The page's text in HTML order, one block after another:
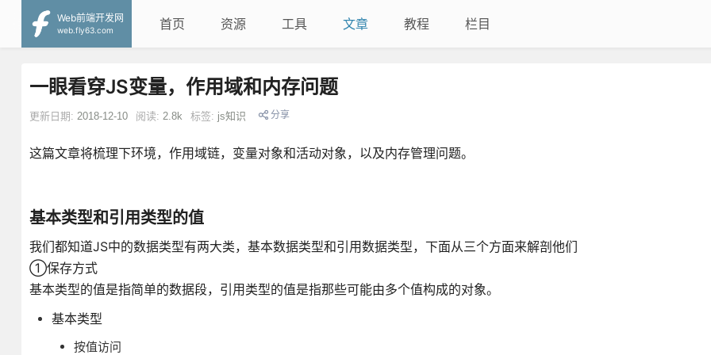
Web前端开发网
web.fly63.com
首页 资源 工具 文章 教程 栏目
一眼看穿JS变量，作用域和内存问题
更新日期: 2018-12-10 阅读: 2.8k 标签: js知识 分享
这篇文章将梳理下环境，作用域链，变量对象和活动对象，以及内存管理问题。
基本类型和引用类型的值
我们都知道JS中的数据类型有两大类，基本数据类型和引用数据类型，下面从三个方面来解剖他们
①保存方式
基本类型的值是指简单的数据段，引用类型的值是指那些可能由多个值构成的对象。
基本类型
按值访问